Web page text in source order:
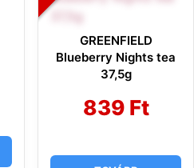
GREENFIELD
Blueberry Nights tea
37,5g
839 Ft